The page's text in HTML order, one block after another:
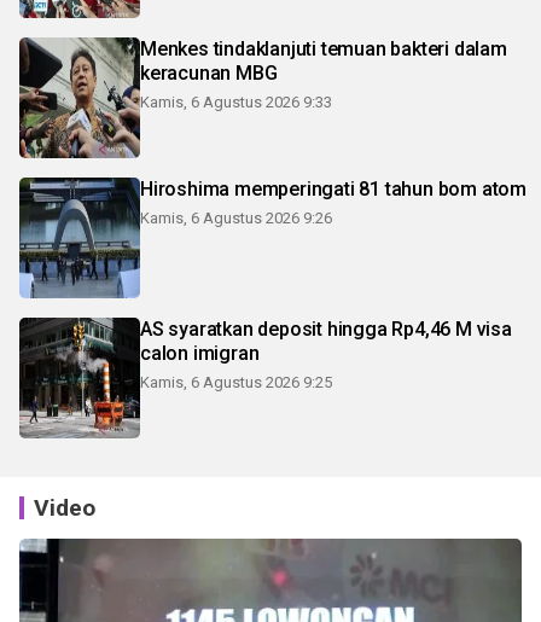
Menkes tindaklanjuti temuan bakteri dalam
keracunan MBG
Kamis, 6 Agustus 2026 9:33
Hiroshima memperingati 81 tahun bom atom
Kamis, 6 Agustus 2026 9:26
AS syaratkan deposit hingga Rp4,46 M visa
calon imigran
Kamis, 6 Agustus 2026 9:25
Video